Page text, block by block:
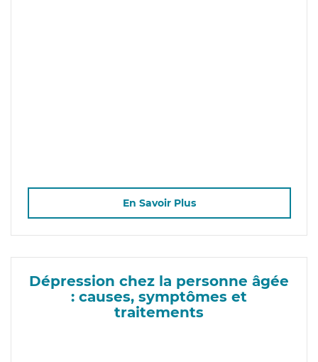
En Savoir Plus
Dépression chez la personne âgée
: causes, symptômes et
traitements